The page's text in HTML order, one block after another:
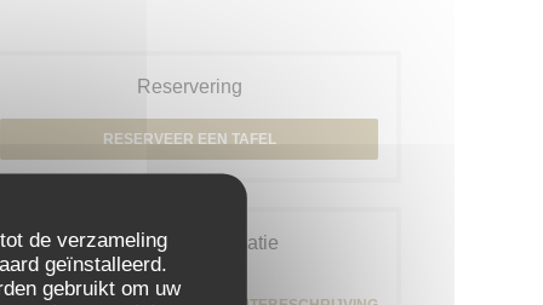
de verzameling
geïnstalleerd.
gebruikt om uw
Reservering
RESERVEER EEN TAFEL
Algemene informatie
79 rue Daguerre - 01 43 21 92